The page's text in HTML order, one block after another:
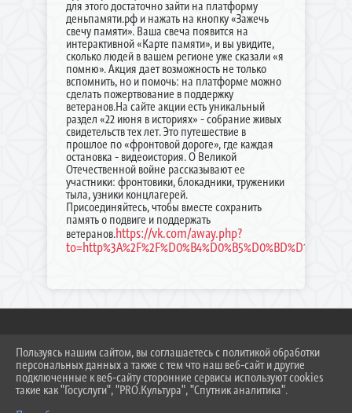
для этого достаточно зайти на платформу
деньпамяти.рф и нажать на кнопку «Зажечь
свечу памяти». Ваша свеча появится на
интерактивной «Карте памяти», и вы увидите,
сколько людей в вашем регионе уже сказали «я
помню». Акция дает возможность не только
вспомнить, но и помочь: на платформе можно
сделать пожертвование в поддержку
ветеранов.На сайте акции есть уникальный
раздел «22 июня в историях» - собрание живых
свидетельств тех лет. Это путешествие в
прошлое по «фронтовой дороге», где каждая
остановка - видеоистория. О Великой
Отечественной войне рассказывают ее
участники: фронтовики, блокадники, труженики
тыла, узники концлагерей.
Присоединяйтесь, чтобы вместе сохранить
память о подвиге и поддержать
ветеранов.https://vk.com/away.php?
2026 Г. DMSH-MEDV.RU
ВХОД
КАРТА САЙТА
Пользуясь нашим сайтом, вы соглашаетесь с политикой обработки
персональных данных а также с тем что наш веб-сайт и другие
подключенные к веб-сайту сторонние сервисы используют cookies
такие как "Госуслуги", "PRO.Культура", "Спутник аналитика".